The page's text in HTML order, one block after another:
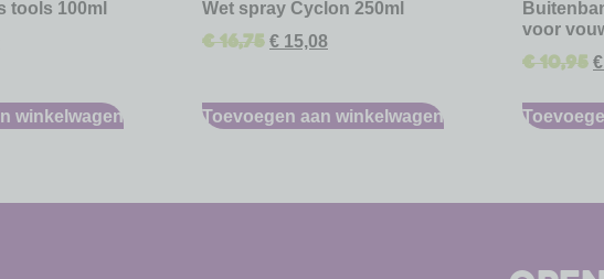
tools 100ml
winkelwagen
Wet spray Cyclon 250ml
€16,75 € 15,08
Toevoegen aan winkelwagen
voor
€10,95 €